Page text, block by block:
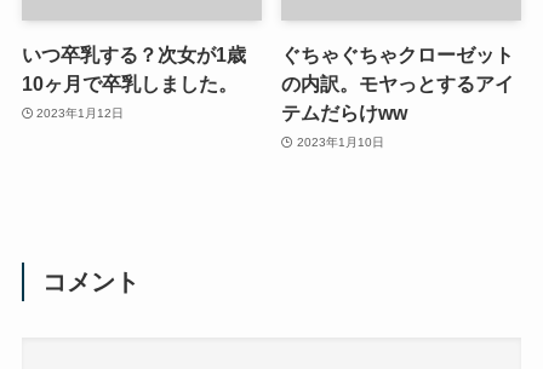
いつ卒乳する？次女が1歳
10ヶ月で卒乳しました。
2023年1月12日
ぐちゃぐちゃクローゼット
の内訳。モヤっとするアイ
テムだらけww
2023年1月10日
コメント